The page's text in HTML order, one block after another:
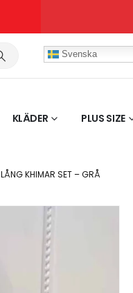
Svenska
KLÄDER PLUS SIZE
LÅNG KHIMAR SET – GRÅ